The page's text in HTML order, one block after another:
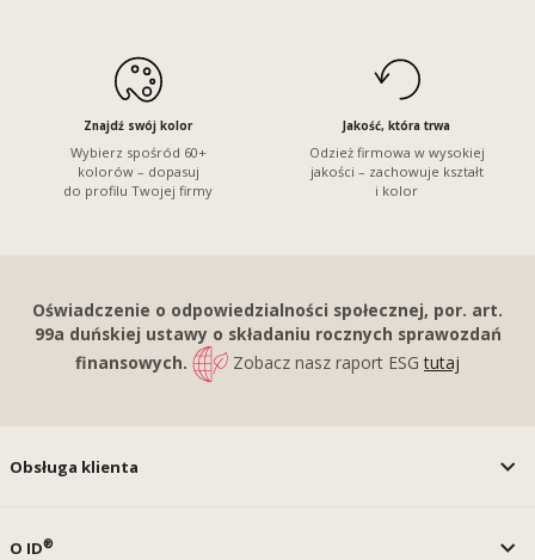
Znajdź swój kolor
Wybierz spośród 60+
kolorów – dopasuj
do profilu Twojej firmy
Jakość, która trwa
Odzież firmowa w wysokiej
jakości – zachowuje kształt
i kolor
Oświadczenie o odpowiedzialności społecznej, por. art.
99a duńskiej ustawy o składaniu rocznych sprawozdań
finansowych.
Zobacz nasz raport ESGtutaj
Obsługa klienta
O ID®